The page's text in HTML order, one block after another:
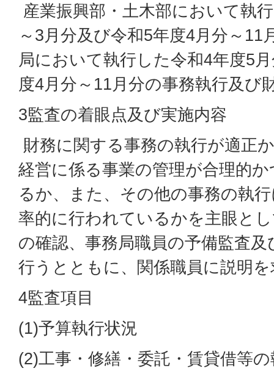
産業振興部・土木部において執
～3月分及び令和5年度4月分～11
局において執行した令和4年度5
度4月分～11月分の事務執行及び
3監査の着眼点及び実施内容
財務に関する事務の執行が適正
経営に係る事業の管理が合理的
るか、また、その他の事務の執
率的に行われているかを主眼と
の確認、事務局職員の予備監査
行うとともに、関係職員に説明
4監査項目
(1)予算執行状況
(2)工事・修繕・委託・賃貸借等